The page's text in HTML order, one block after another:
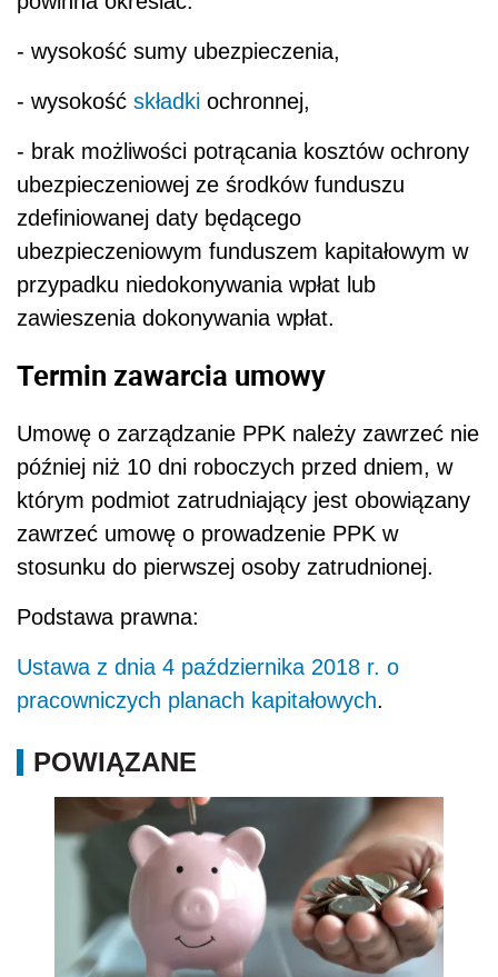
- wysokość sumy ubezpieczenia,
- wysokość składki ochronnej,
- brak możliwości potrącania kosztów ochrony
ubezpieczeniowej ze środków funduszu
zdefiniowanej daty będącego
ubezpieczeniowym funduszem kapitałowym w
przypadku niedokonywania wpłat lub
zawieszenia dokonywania wpłat.
Termin zawarcia umowy
Umowę o zarządzanie PPK należy zawrzeć nie
później niż 10 dni roboczych przed dniem, w
którym podmiot zatrudniający jest obowiązany
zawrzeć umowę o prowadzenie PPK w
stosunku do pierwszej osoby zatrudnionej.
Podstawa prawna:
Ustawa z dnia 4 października 2018 r. o
pracowniczych planach kapitałowych.
POWIĄZANE